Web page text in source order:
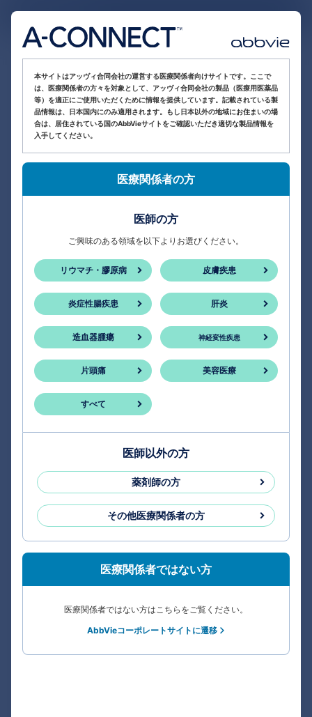
本サイトはアッヴィ合同会社の運営する医療関係者向けサイトです。ここで
は、医療関係者の方々を対象として、アッヴィ合同会社の製品（医療用医薬品
等）を適正にご使用いただくために情報を提供しています。記載されている製
品情報は、日本国内にのみ適用されます。もし日本以外の地域にお住まいの場
合は、居住されている国のAbbVieサイトをご確認いただき適切な製品情報を
入手してください。
医療関係者の方
医師の方
ご興味のある領域を以下よりお選びください。
リウマチ・膠原病 皮膚疾患
炎症性腸疾患 肝炎
造血器腫瘍 神経変性疾患
片頭痛 美容医療
すべて
医師以外の方
薬剤師の方
その他医療関係者の方
医療関係者ではない方
医療関係者ではない方はこちらをご覧ください。
AbbVieコーポレートサイトに遷移